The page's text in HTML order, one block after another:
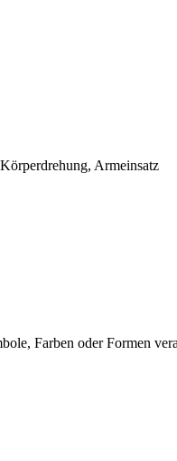
Armeinsatz
Farben oder Formen